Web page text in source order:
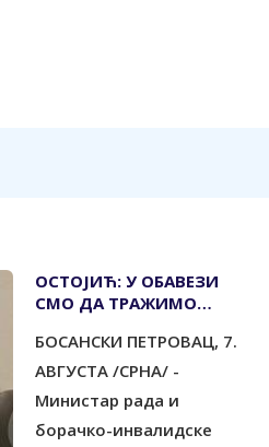
ОСТОЈИЋ: У ОБАВЕЗИ
СМО ДА ТРАЖИМО
ЗЛОЧИНЕ НАД СРБИМА
БОСАНСКИ ПЕТРОВАЦ, 7.
АВГУСТА /СРНА/ -
Министар рада и
борачко-инвалидске